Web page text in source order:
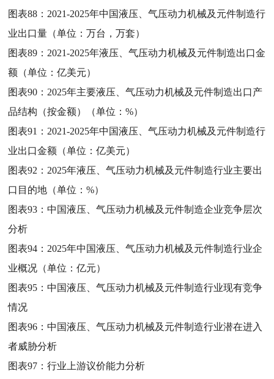
图表88： 2021-2025年中国液压、气压动力机械及元件制造行
业出口量（单位：万台，万套）
图表89： 2021-2025年液压、气压动力机械及元件制造出口金
额（单位：亿美元）
图表90： 2025年主要液压、气压动力机械及元件制造出口产
品结构（按金额）（单位：%）
图表91： 2021-2025年中国液压、气压动力机械及元件制造行
业出口金额（单位：亿美元）
图表92： 2025年液压、气压动力机械及元件制造行业主要出
口目的地（单位：%）
图表93：中国液压、气压动力机械及元件制造企业竞争层次
分析
图表94： 2025年中国液压、气压动力机械及元件制造行业企
业概况（单位：亿元）
图表95：中国液压、气压动力机械及元件制造行业现有竞争
情况
图表96：中国液压、气压动力机械及元件制造行业潜在进入
者威胁分析
图表97：行业上游议价能力分析